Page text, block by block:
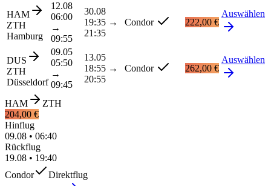
HAM
ZTH
Hamburg
12.08
06:00
→
09:55
30.08
19:35 →
21:35
Condor 222,00 €
Auswählen
DUS
ZTH
Düsseldorf
09.05
05:50
→
09:45
13.05
18:55 →
20:55
Condor 262,00 €
Auswählen
HAM
ZTH
204,00 €
Hinflug
09.08 • 06:40
Rückflug
19.08 • 19:40
Condor
Direktflug